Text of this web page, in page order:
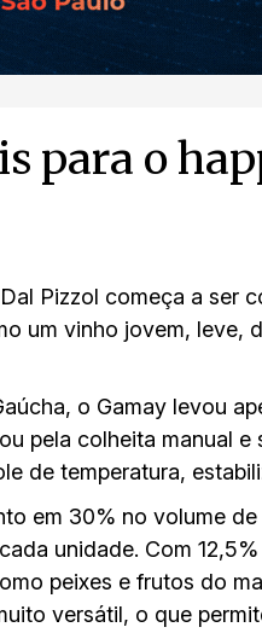
para o
Pizzol começa a ser
um vinho jovem, leve,
o Gamay levou
pela colheita manual
de temperatura,
em 30% no volume
unidade. Com
peixes e frutos do
versátil, o que